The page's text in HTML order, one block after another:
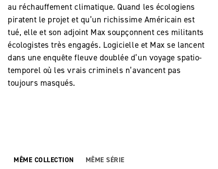
au réchauffement climatique. Quand les écologiens
piratent le projet et qu’un richissime Américain est
tué, elle et son adjoint Max soupçonnent ces militants
écologistes très engagés. Logicielle et Max se lancent
dans une enquête fleuve doublée d’un voyage spatio-
temporel où les vrais criminels n’avancent pas
toujours masqués.
MÊME COLLECTION MÊME SÉRIE